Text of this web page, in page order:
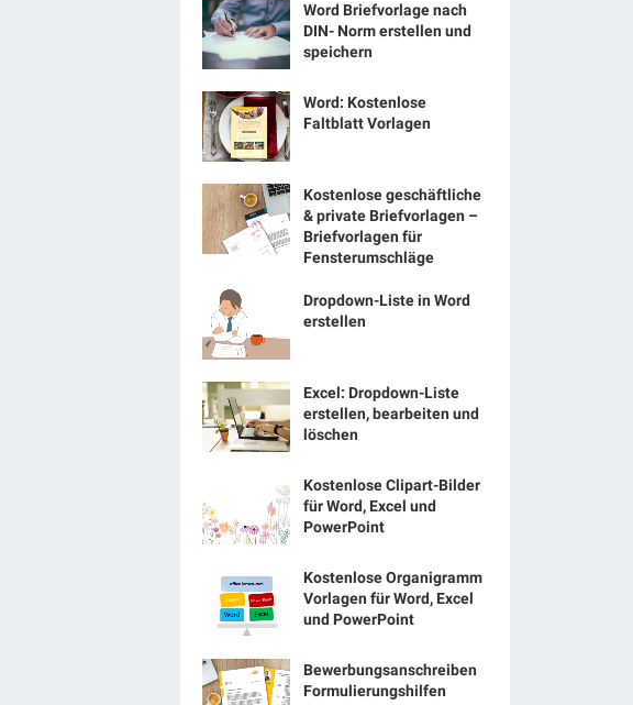
Word Briefvorlage nach
DIN- Norm erstellen und
speichern
Word: Kostenlose
Faltblatt Vorlagen
Kostenlose geschäftliche
& private Briefvorlagen –
Briefvorlagen für
Fensterumschläge
Dropdown-Liste in Word
erstellen
Excel: Dropdown-Liste
erstellen, bearbeiten und
löschen
Kostenlose Clipart-Bilder
für Word, Excel und
PowerPoint
Kostenlose Organigramm
Vorlagen für Word, Excel
und PowerPoint
Bewerbungsanschreiben
Formulierungshilfen